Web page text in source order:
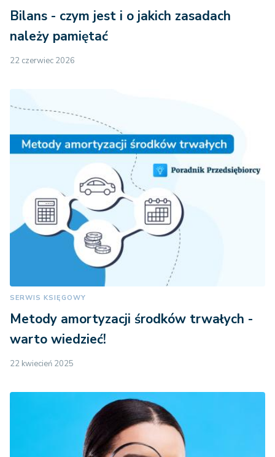
Bilans - czym jest i o jakich zasadach
należy pamiętać
22 czerwiec 2026
SERWIS KSIĘGOWY
Metody amortyzacji środków trwałych -
warto wiedzieć!
22 kwiecień 2025